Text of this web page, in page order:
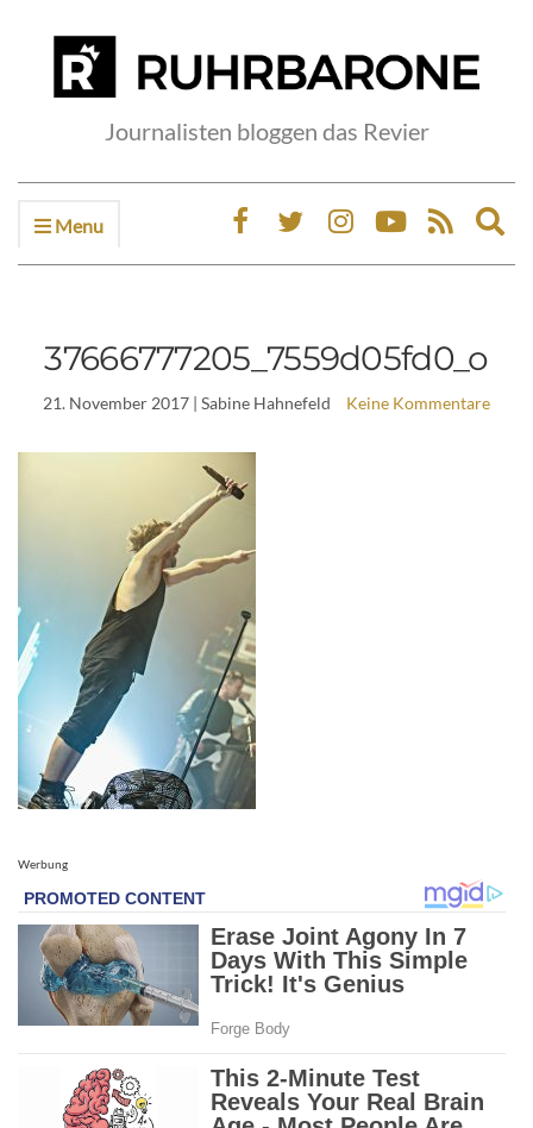
Journalisten bloggen das Revier
Menu
37666777205_7559d05fd0_o
21. November 2017 | Sabine Hahnefeld Keine Kommentare
Werbung